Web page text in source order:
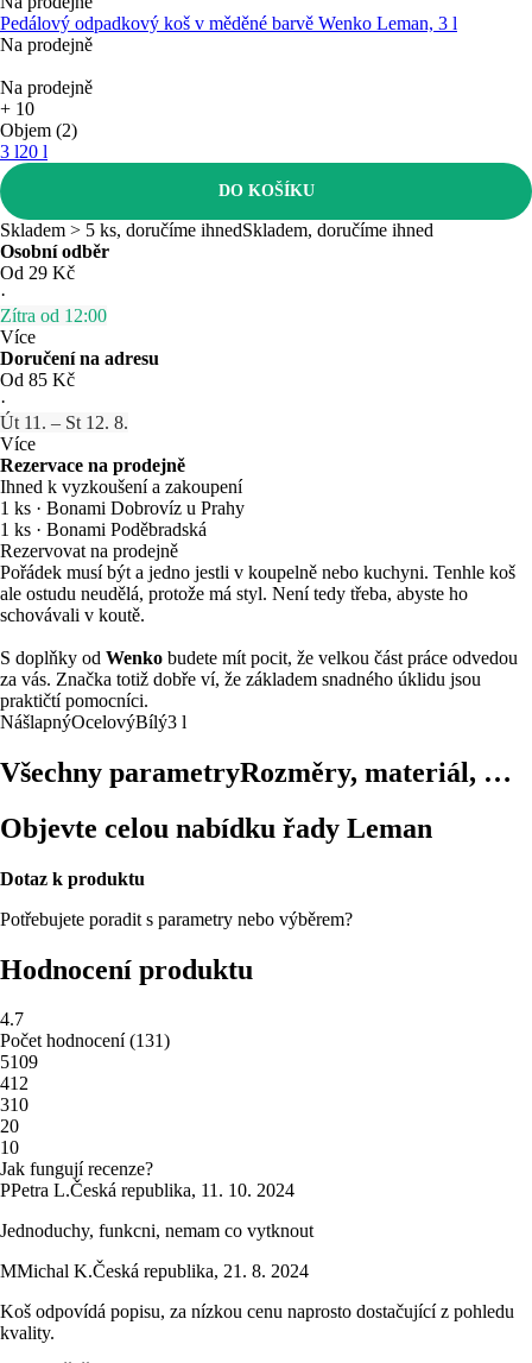
Pedálový odpadkový koš v měděné barvě Wenko Leman, 3 l
Na prodejně
Na prodejně
+ 10
Objem (2)
3 l20 l
DO KOŠÍKU
Skladem > 5 ks, doručíme ihnedSkladem, doručíme ihned
Osobní odběr
Od 29 Kč
·
Zítra od 12:00
Více
Doručení na adresu
Od 85 Kč
·
Út 11. – St 12. 8.
Více
Rezervace na prodejně
Ihned k vyzkoušení a zakoupení
1 ks · Bonami Dobrovíz u Prahy
1 ks · Bonami Poděbradská
Rezervovat na prodejně
Pořádek musí být a jedno jestli v koupelně nebo kuchyni. Tenhle koš
ale ostudu neudělá, protože má styl. Není tedy třeba, abyste ho
schovávali v koutě.
S doplňky od Wenko budete mít pocit, že velkou část práce odvedou
za vás. Značka totiž dobře ví, že základem snadného úklidu jsou
praktičtí pomocníci.
NášlapnýOcelovýBílý3 l
Všechny parametryRozměry, materiál, …
Objevte celou nabídku řady Leman
Dotaz k produktu
Potřebujete poradit s parametry nebo výběrem?
Hodnocení produktu
4.7
Počet hodnocení(131)
5109
412
310
20
10
Jak fungují recenze?
PPetra L.Česká republika, 11. 10. 2024
Jednoduchy, funkcni, nemam co vytknout
MMichal K.Česká republika, 21. 8. 2024
Koš odpovídá popisu, za nízkou cenu naprosto dostačující z pohledu
kvality.